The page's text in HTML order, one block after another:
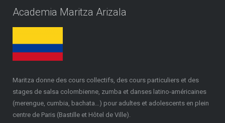
Academia Maritza Arizala
Maritza donne des cours collectifs, des cours particuliers et des
stages de salsa colombienne, zumba et danses latino-américaines
(merengue, cumbia, bachata…) pour adultes et adolescents en plein
centre de Paris (Bastille et Hôtel de Ville).